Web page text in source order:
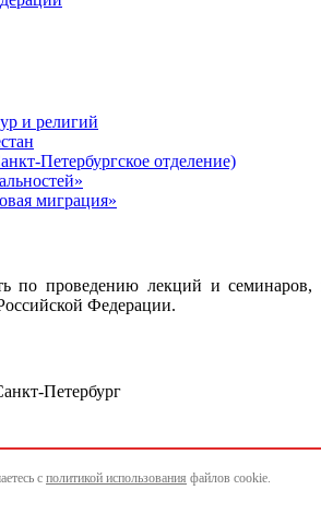
и религий
Петербургское отделение)
миграция»
по проведению лекций и семинаров,
Федерации.
Петербург
национальных проектов и
с политикой использования файлов cookie.